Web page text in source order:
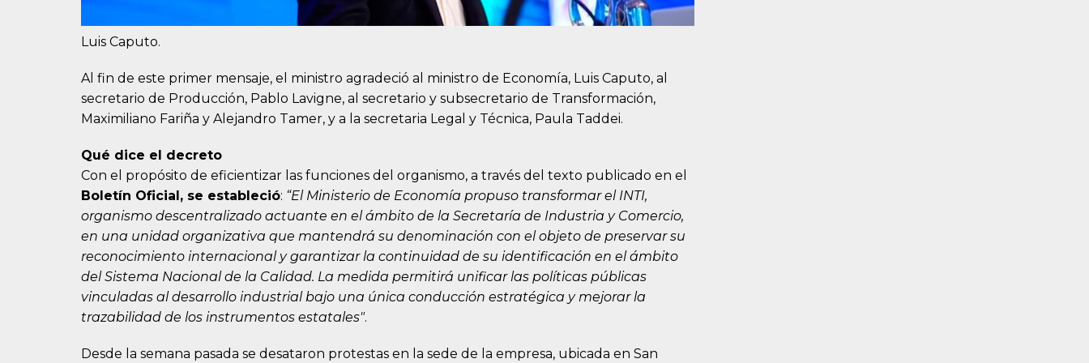
Luis Caputo.
Al fin de este primer mensaje, el ministro agradeció al ministro de Economía, Luis Caputo, al
secretario de Producción, Pablo Lavigne, al secretario y subsecretario de Transformación,
Maximiliano Fariña y Alejandro Tamer, y a la secretaria Legal y Técnica, Paula Taddei.
Qué dice el decreto
Con el propósito de eficientizar las funciones del organismo, a través del texto publicado en el
Boletín Oficial, se estableció: “El Ministerio de Economía propuso transformar el INTI,
organismo descentralizado actuante en el ámbito de la Secretaría de Industria y Comercio,
en una unidad organizativa que mantendrá su denominación con el objeto de preservar su
reconocimiento internacional y garantizar la continuidad de su identificación en el ámbito
del Sistema Nacional de la Calidad. La medida permitirá unificar las políticas públicas
vinculadas al desarrollo industrial bajo una única conducción estratégica y mejorar la
trazabilidad de los instrumentos estatales".
Desde la semana pasada se desataron protestas en la sede de la empresa, ubicada en San